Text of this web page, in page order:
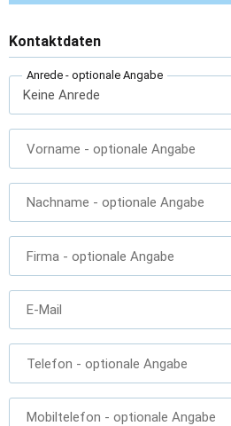
Kontaktdaten
Anrede - optionale Angabe
Vorname - optionale Angabe
Nachname - optionale Angabe
Firma - optionale Angabe
E-Mail
Telefon - optionale Angabe
Mobiltelefon - optionale Angabe